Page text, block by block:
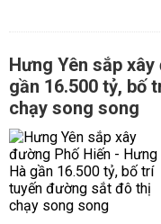
Hưng Yên sắp
gần 16.500 tỷ, bố
chạy song song